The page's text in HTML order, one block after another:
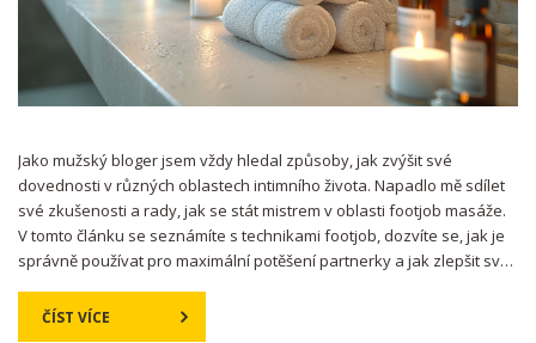
Jako mužský bloger jsem vždy hledal způsoby, jak zvýšit své
dovednosti v různých oblastech intimního života. Napadlo mě sdílet
své zkušenosti a rady, jak se stát mistrem v oblasti footjob masáže.
V tomto článku se seznámíte s technikami footjob, dozvíte se, jak je
správně používat pro maximální potěšení partnerky a jak zlepšit své
ke mně a objev nový rozměr intimitě.
ČÍST VÍCE